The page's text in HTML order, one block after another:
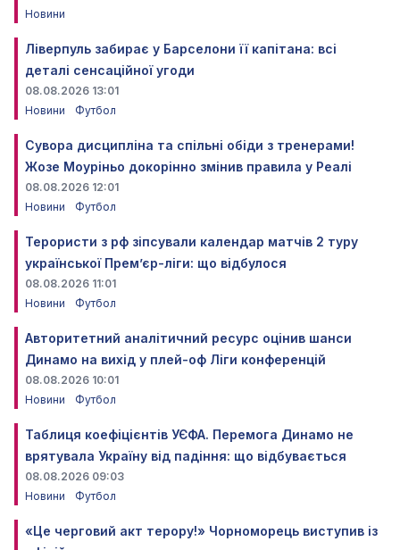
Новини
Ліверпуль забирає у Барселони її капітана: всі
деталі сенсаційної угоди
08.08.2026 13:01
Новини
Футбол
Сувора дисципліна та спільні обіди з тренерами!
Жозе Моуріньо докорінно змінив правила у Реалі
08.08.2026 12:01
Новини
Футбол
Терористи з рф зіпсували календар матчів 2 туру
української Прем’єр-ліги: що відбулося
08.08.2026 11:01
Новини
Футбол
Авторитетний аналітичний ресурс оцінив шанси
Динамо на вихід у плей-оф Ліги конференцій
08.08.2026 10:01
Новини
Футбол
Таблиця коефіцієнтів УЄФА. Перемога Динамо не
врятувала Україну від падіння: що відбувається
08.08.2026 09:03
Новини
Футбол
«Це черговий акт терору!» Чорноморець виступив із